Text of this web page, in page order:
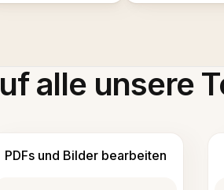
alle unsere
PDFs und Bilder bearbeiten